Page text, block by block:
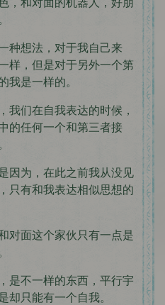
种想法，对于我自己来
样，但是对于另外一个第
我是一样的。
我们在自我表达的时候，
的任何一个和第三者接
因为，在此之前我从没见
只有和我表达相似思想的
对面这个家伙只有一点是
是不一样的东西，平行宇
却只能有一个自我。